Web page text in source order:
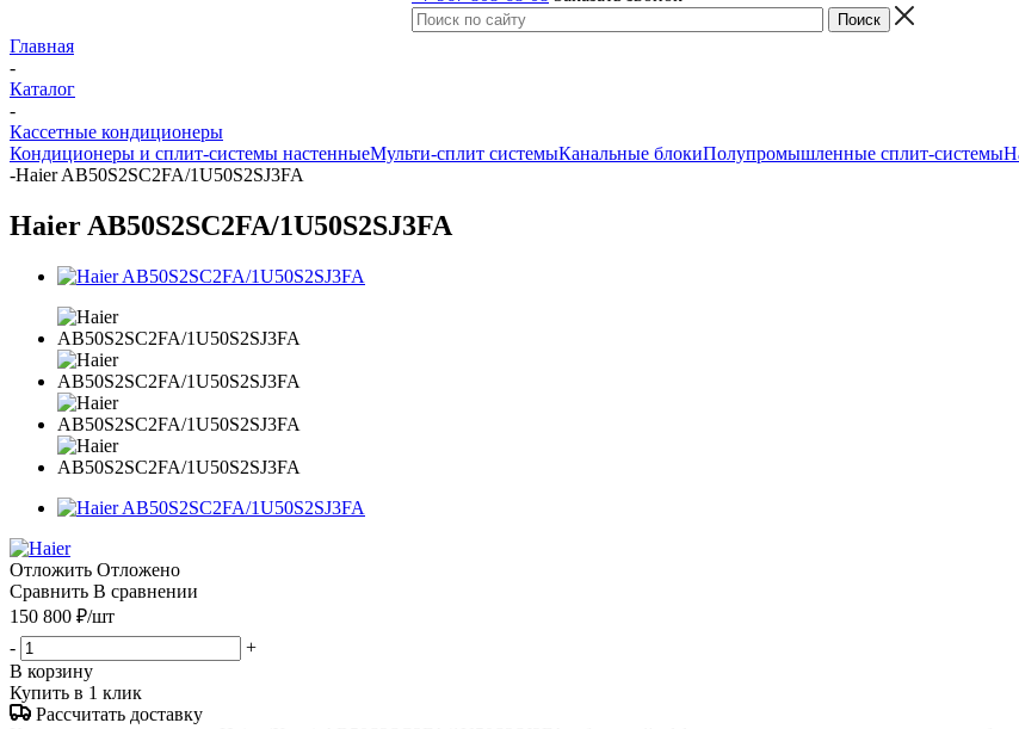
Главная
-
Каталог
-
Кассетные кондиционеры
Кондиционеры и сплит-системы настенныеМульти-сплит системыКанальные блокиПолупромышленные сплит-системы
-Haier AB50S2SC2FA/1U50S2SJ3FA
Haier AB50S2SC2FA/1U50S2SJ3FA
Отложить Отложено
Сравнить В сравнении
150 800 ₽/шт
-
+
В корзину
Купить в 1 клик
Рассчитать доставку